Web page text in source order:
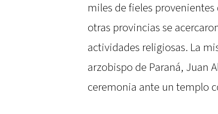
miles de fieles
otras provincias se
actividades religiosas. La
arzobispo de Paraná, Juan
ceremonia ante un templo